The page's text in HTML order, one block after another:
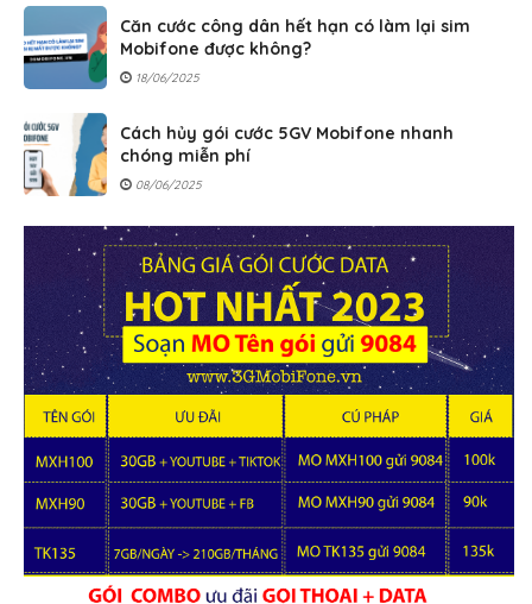
Căn cước công dân hết hạn có làm lại sim
Mobifone được không?
18/06/2025
Cách hủy gói cước 5GV Mobifone nhanh
chóng miễn phí
08/06/2025